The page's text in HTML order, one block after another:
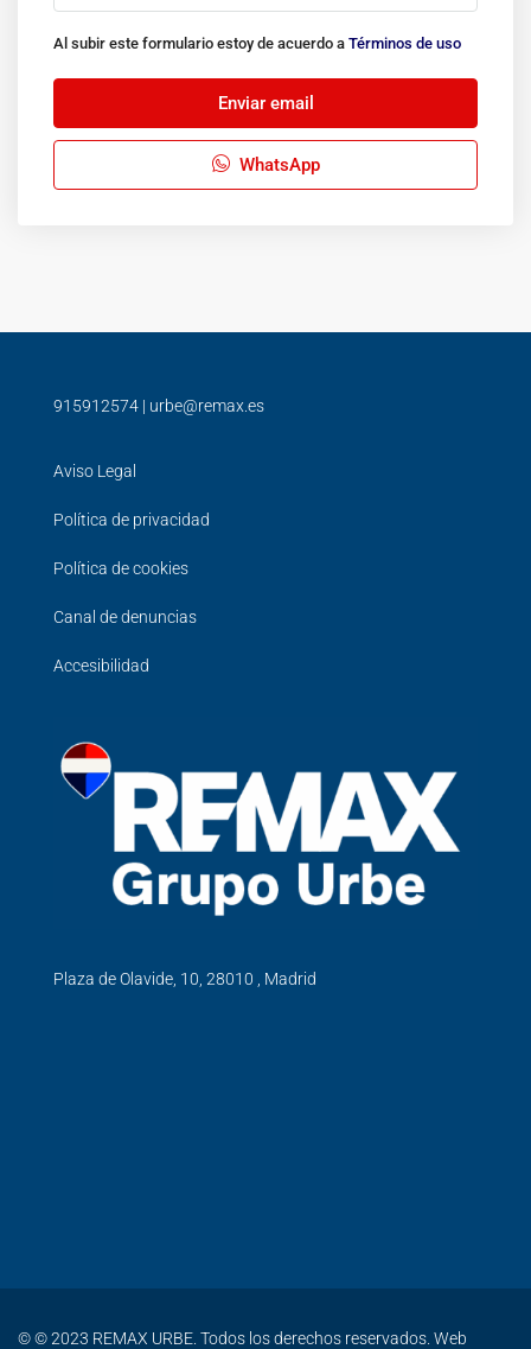
Al subir este formulario estoy de acuerdo a Términos de uso
Enviar email
WhatsApp
915912574 | urbe@remax.es
Aviso Legal
Política de privacidad
Política de cookies
Canal de denuncias
Accesibilidad
Plaza de Olavide, 10, 28010 , Madrid
© © 2023 REMAX URBE. Todos los derechos reservados. Web